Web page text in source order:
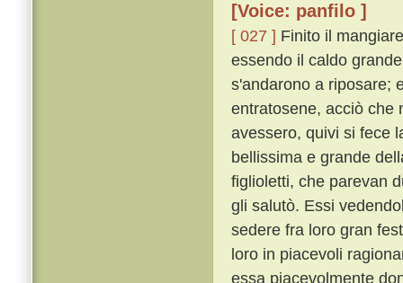
[Voice: panfilo ]
[ 027 ] Finito il
essendo il caldo
s'andarono a riposare;
entratosene, acciò che
avessero, quivi si fece
bellissima e grande
figlioletti, che parevan
gli salutò. Essi
sedere fra loro gran
loro in piacevoli
essa piacevolmente